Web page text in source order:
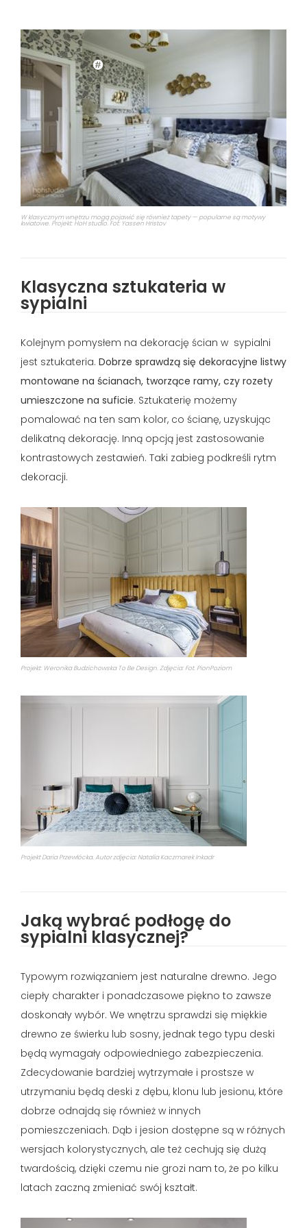
W klasycznym wnętrzu mogą pojawić się również tapety — popularne są motywy
kwiatowe. Projekt: HoH studio. Fot: Yassen Hristov
Klasyczna sztukateria w
sypialni
Kolejnym pomysłem na dekorację ścian w sypialni
jest sztukateria. Dobrze sprawdzą się dekoracyjne listwy
montowane na ścianach, tworzące ramy, czy rozety
umieszczone na suficie. Sztukaterię możemy
pomalować na ten sam kolor, co ścianę, uzyskując
delikatną dekorację. Inną opcją jest zastosowanie
kontrastowych zestawień. Taki zabieg podkreśli rytm
dekoracji.
Projekt: Weronika Budzichowska To Be Design. Zdjęcia: Fot. PionPoziom
Projekt Daria Przewłócka. Autor zdjęcia: Natalia Kaczmarek Inkadr
Jaką wybrać podłogę do
sypialni klasycznej?
Typowym rozwiązaniem jest naturalne drewno. Jego
ciepły charakter i ponadczasowe piękno to zawsze
doskonały wybór. We wnętrzu sprawdzi się miękkie
drewno ze świerku lub sosny, jednak tego typu deski
będą wymagały odpowiedniego zabezpieczenia.
Zdecydowanie bardziej wytrzymałe i prostsze w
utrzymaniu będą deski z dębu, klonu lub jesionu, które
dobrze odnajdą się również w innych
pomieszczeniach. Dąb i jesion dostępne są w różnych
wersjach kolorystycznych, ale też cechują się dużą
twardością, dzięki czemu nie grozi nam to, że po kilku
latach zaczną zmieniać swój kształt.